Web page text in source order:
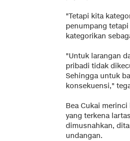
"Tetapi kita
penumpang
kategorikan
"Untuk larangan
pribadi tidak
Sehingga untuk
konsekuensi,"
Bea Cukai
yang terkena
dimusnahkan,
undangan.